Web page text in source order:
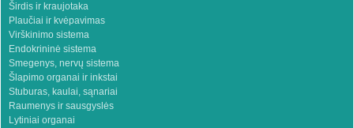
Širdis ir kraujotaka
Plaučiai ir kvėpavimas
Virškinimo sistema
Endokrininė sistema
Smegenys, nervų sistema
Šlapimo organai ir inkstai
Stuburas, kaulai, sąnariai
Raumenys ir sausgyslės
Lytiniai organai